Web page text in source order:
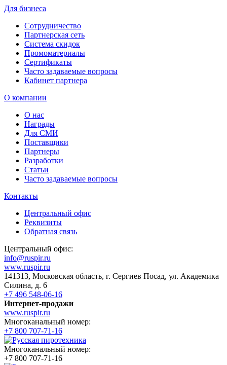
Для бизнеса
Сотрудничество
Партнерская сеть
Система скидок
Промоматериалы
Сертификаты
Часто задаваемые вопросы
Кабинет партнера
О компании
О нас
Награды
Для СМИ
Поставщики
Партнеры
Разработки
Статьи
Часто задаваемые вопросы
Контакты
Центральный офис
Реквизиты
Обратная связь
Центральный офис:
info@ruspir.ru
www.ruspir.ru
141313, Московская область, г. Сергиев Посад, ул. Академика
Силина, д. 6
+7 496 548-06-16
Интернет-продажи
www.ruspir.ru
Многоканальный номер:
+7 800 707-71-16
Многоканальный номер:
+7 800 707-71-16